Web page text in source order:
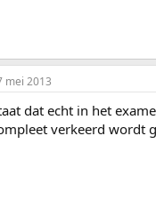
mei 2013
dat echt in het
verkeerd wordt